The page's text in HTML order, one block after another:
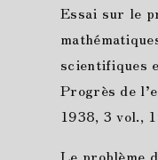
Essai sur le
scientifiques
Progrès de
1938, 3 vol.,
Le problème